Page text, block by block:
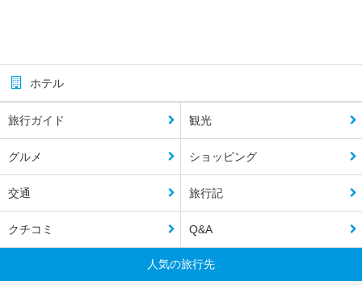
ホテル
旅行ガイド 観光
グルメ ショッピング
交通 旅行記
クチコミ Q&A
人気の旅行先